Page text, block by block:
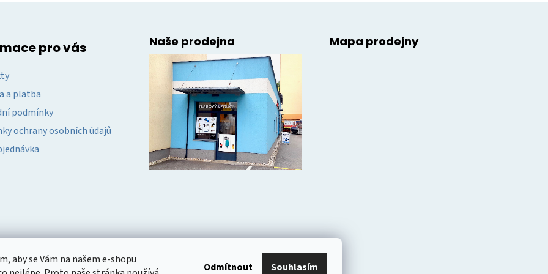
aby se Vám na našem e-shopu
Odmítnout Souhlasím
ý
i
s
u
pro vás
a platba
podmínky
ochrany osobních údajů
Naše prodejna Mapa prodejny